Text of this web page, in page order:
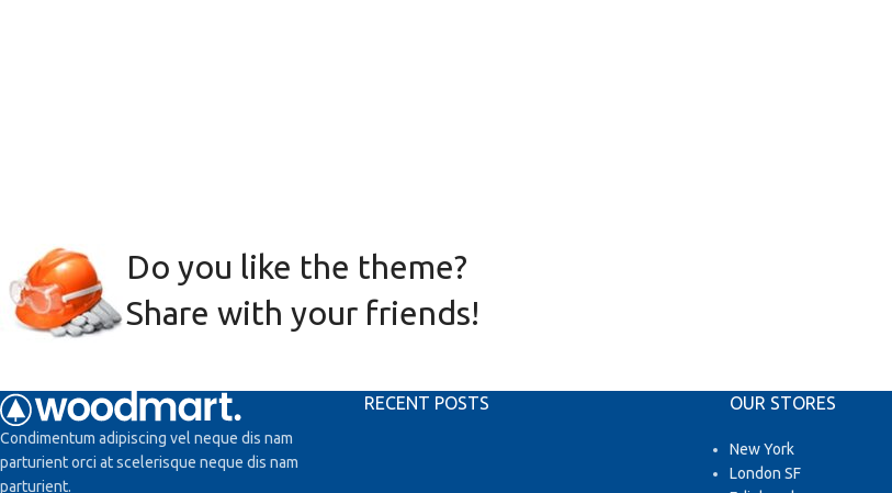
Do you like the theme?
Share with your friends!
Condimentum adipiscing vel neque dis nam
parturient orci at scelerisque neque dis nam
parturient.
RECENT POSTS OUR STORES
New York
London SF